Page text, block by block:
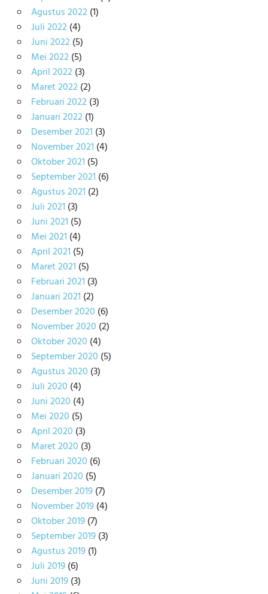
Agustus 2022(1)
Juli 2022(4)
Juni 2022(5)
Mei 2022(5)
April 2022(3)
Maret 2022(2)
Februari 2022(3)
Januari 2022(1)
Desember 2021 (3)
November 2021 (4)
Oktober 2021 (5)
September 2021 (6)
Agustus 2021 (2)
Juli 2021 (3)
Juni 2021 (5)
Mei 2021 (4)
April 2021 (5)
Maret 2021 (5)
Februari 2021 (3)
Januari 2021 (2)
Desember 2020 (6)
November 2020 (2)
Oktober 2020 (4)
September 2020 (5)
Agustus 2020 (3)
Juli 2020 (4)
Juni 2020 (4)
Mei 2020 (5)
April 2020 (3)
Maret 2020 (3)
Februari 2020 (6)
Januari 2020 (5)
Desember 2019(7)
November 2019(4)
Oktober 2019(7)
September 2019(3)
Agustus 2019(1)
Juli 2019(6)
Juni 2019(3)